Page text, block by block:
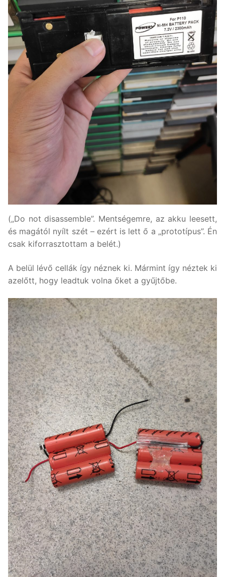
(„Do not disassemble”. Mentségemre, az akku leesett,
és magától nyílt szét – ezért is lett ő a „prototípus”. Én
csak kiforrasztottam a belét.)
A belül lévő cellák így néznek ki. Mármint így néztek ki
azelőtt, hogy leadtuk volna őket a gyűjtőbe.